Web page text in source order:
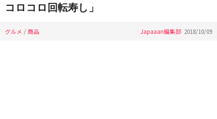
コロコロ回転寿し」
グルメ /商品 Japaaan編集部 2018/10/09